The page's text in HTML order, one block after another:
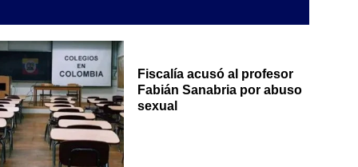
Fiscalía acusó al profesor
Fabián Sanabria por abuso
sexual